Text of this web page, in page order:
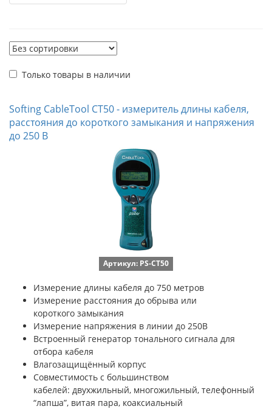
Только товары в наличии
Softing CableTool CT50 - измеритель длины кабеля,
расстояния до короткого замыкания и напряжения
до 250 В
Артикул: PS-CT50
Измерение длины кабеля до 750 метров
Измерение расстояния до обрыва или
короткого замыкания
Измерение напряжения в линии до 250В
Встроенный генератор тонального сигнала для
отбора кабеля
Влагозащищённый корпус
Совместимость с большинством
кабелей: двухжильный, многожильный, телефонный
“лапша”, витая пара, коаксиальный